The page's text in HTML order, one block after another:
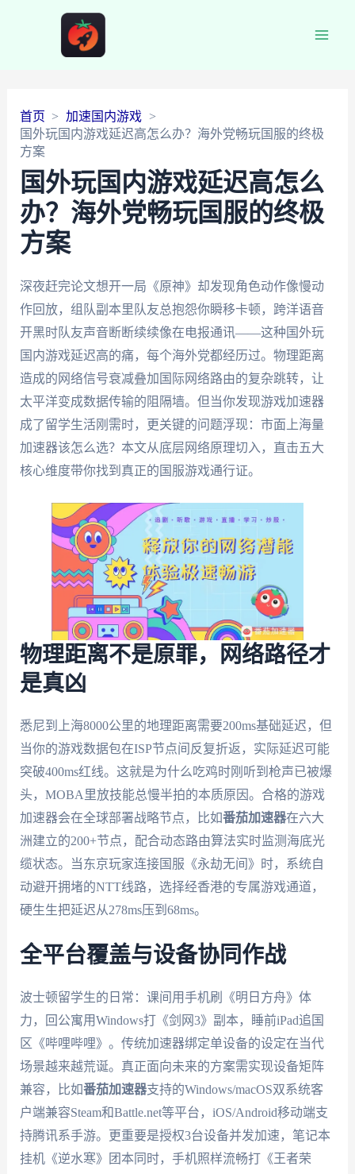
首页
加速国内游戏
国外玩国内游戏延迟高怎么办？海外党畅玩国服的终极
方案
国外玩国内游戏延迟高怎么
办？海外党畅玩国服的终极
方案
深夜赶完论文想开一局《原神》却发现角色动作像慢动
作回放，组队副本里队友总抱怨你瞬移卡顿，跨洋语音
开黑时队友声音断断续续像在电报通讯——这种国外玩
国内游戏延迟高的痛，每个海外党都经历过。物理距离
造成的网络信号衰减叠加国际网络路由的复杂跳转，让
太平洋变成数据传输的阻隔墙。但当你发现游戏加速器
成了留学生活刚需时，更关键的问题浮现：市面上海量
加速器该怎么选？本文从底层网络原理切入，直击五大
核心维度带你找到真正的国服游戏通行证。
物理距离不是原罪，网络路径才
是真凶
悉尼到上海8000公里的地理距离需要200ms基础延迟，但
当你的游戏数据包在ISP节点间反复折返，实际延迟可能
突破400ms红线。这就是为什么吃鸡时刚听到枪声已被爆
头，MOBA里放技能总慢半拍的本质原因。合格的游戏
加速器会在全球部署战略节点，比如番茄加速器在六大
洲建立的200+节点，配合动态路由算法实时监测海底光
缆状态。当东京玩家连接国服《永劫无间》时，系统自
动避开拥堵的NTT线路，选择经香港的专属游戏通道，
硬生生把延迟从278ms压到68ms。
全平台覆盖与设备协同作战
波士顿留学生的日常：课间用手机刷《明日方舟》体
力，回公寓用Windows打《剑网3》副本，睡前iPad追国
区《哔哩哔哩》。传统加速器绑定单设备的设定在当代
场景越来越荒诞。真正面向未来的方案需实现设备矩阵
兼容，比如番茄加速器支持的Windows/macOS双系统客
户端兼容Steam和Battle.net等平台，iOS/Android移动端支
持腾讯系手游。更重要是授权3台设备并发加速，笔记本
挂机《逆水寒》团本同时，手机照样流畅打《王者荣